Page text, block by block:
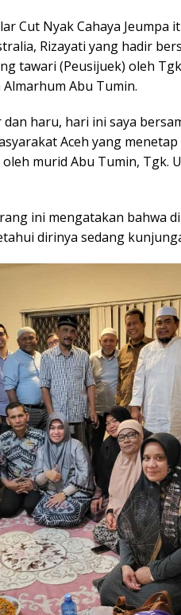
Cut Nyak Cahaya Jeumpa
Rizayati yang hadir
tawari (Peusijuek) oleh
Abu Tumin.
haru, hari ini saya
Aceh yang
murid Abu Tumin, Tgk.
ini mengatakan bahwa
dirinya sedang